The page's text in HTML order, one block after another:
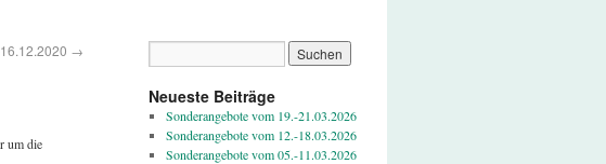
→
um die
Neueste Beiträge
Sonderangebote vom 19.-21.03.2026
Sonderangebote vom 12.-18.03.2026
Sonderangebote vom 05.-11.03.2026